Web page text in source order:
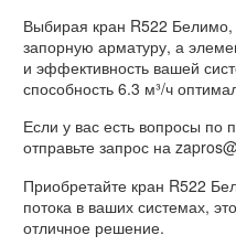
Выбирая кран R522 Белимо,
запорную арматуру, а
и эффективность вашей
способность 6.3 м³/ч
Если у вас есть вопросы
отправьте запрос на
Приобретайте кран R522
потока в ваших системах,
отличное решение.